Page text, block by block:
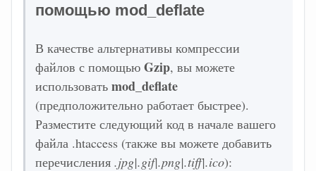
помощью mod_deflate
В качестве альтернативы компрессии
файлов с помощьюGzip, вы можете
использоватьmod_deflate
(предположительно работает быстрее).
Разместите следующий код в начале вашего
файла .htaccess (также вы можете добавить
перечисления.jpg|.gif|.png|.tiff|.ico):